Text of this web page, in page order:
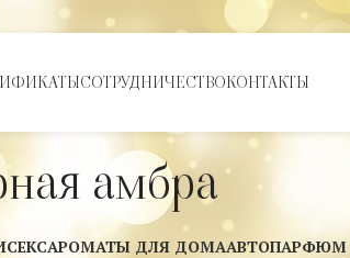
СОТРУДНИЧЕСТВОКОНТАКТЫ
амбра
АРОМАТЫ ДЛЯ ДОМААВТОПАРФЮМ